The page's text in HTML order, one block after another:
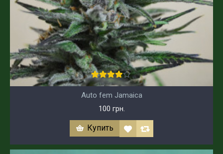
Auto fem Jamaica
100 грн.
Купить